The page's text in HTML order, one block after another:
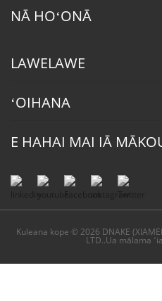
NĀ HOʻONĀ
LAWELAWE
ʻOIHANA
E HAHAI MAI IĀ
Kuleana kope © 2026 DNAKE
LTD..Ua mālama